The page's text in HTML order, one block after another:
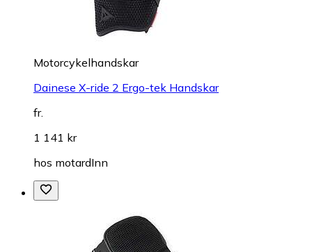
Motorcykelhandskar
Dainese X-ride 2 Ergo-tek Handskar
fr.
1 141 kr
hos motardInn